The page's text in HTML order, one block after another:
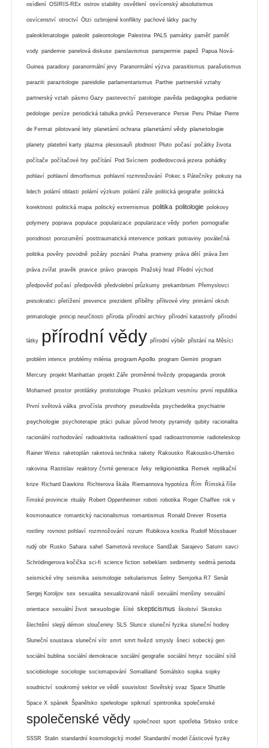
osídlení OSIRIS-REx ostrov stability osvětlení osvícenský absolutismus
osvícenství otroctví Ötzi ozbrojené konflikty pachové látky pachy
paleoklimatologie paleolit paleontologie Palestina PALS památky paměť paměť
vody pandemie panelová diskuse panslavismus panspermie papež Papua Nová-
Guinea paradoxy paranormální jevy Paranormální výzva parasitismus parašutismus
paraziti parazitologie pareidolie parlamentarismus Parthie partnerské vztahy
partnerský vztah pásmo Gazy pastevectví patologie pavěda pedagogika pediatrie
pedologie peníze periodická tabulka prvků Perseverance Persie Peru Philae Pierre
de Fermat pilotované lety planetární ochrana planetární vědy planetologie
planety platební karty plazma plesiosauři plodnost Pluto počasí počátky života
počítače počítačové hry počítání Pod Svícnem podledovcová jezera pohádky
pohlaví pohlavní dimorfismus pohlavní rozmnožování Pokec s Pátečníky pokusy na
lidech polární oblasti polární výzkum polární záře politická geografie politická
korektnost politická mapa politický extremismus politika politologie polokovy
polymery poprava populace popularizace popularizace vědy porfen pornografie
porodnost porozumění posttraumatická intervence potkani potraviny poválečná
politika pověry povodně požáry poznání Praha prameny práva dětí práva žen
práva zvířat pravěk pravice právo pravopis Pražský hrad Přední východ
předpověď počasí předpovědi předvolební průzkumy prekambrium Přemyslovci
presokratici přetížení prevence prezident příběhy přílivové vlny primární okruh
primatologie princip neurčitosti příroda přírodní archivy přírodní katastrofy přírodní
látky přírodní vědy přírodní výběr přistání na Měsíci
problém intence problémy milénia program Apollo program Gemini program
Mercury projekt Manhattan projekt Záře proměnné hvězdy propaganda prorok
Mohamed prostor protilátky protistologie Prusko průzkum vesmíru první republika
První světová válka prvočísla prvohory pseudověda psychedelika psychiatrie
psychologie psychoterapie ptáci pulsar původ hmoty pyramidy qubity racionalita
racionální rozhodování radioaktivita radioaktivní spad radioastronomie radioteleskop
Rainer Weiss raketoplán raketová technika rakety Rakousko Rakousko-Uhersko
rakovina Rastislav reaktory čtvrté generace řeky religionistika Remek replikační
krize Richard Dawkins Richterova škála Riemannova hypotéza Řím Římská říše
římské provincie rituály Robert Oppenheimer roboti robotika Roger Chaffee rok v
kosmonautice romantický nacionalismus romantismus Ronald Drever Rosetta
rostliny rovnost pohlaví rozmnožování rozum Rubikova kostka Rudolf Mössbauer
rudý obr Rusko Sahara sahel Sametová revoluce Sandžak Sarajevo Saturn savci
Schrödingerova kočička sci-fi science fiction sebeklam sedimenty sedmá perioda
seismické vlny seismika seismologie sekularismus šelmy Semjorka R7 Senát
Sergej Koroljov sex sexualita sexualizované násilí sexuální menšiny sexuální
orientace sexuální život sexuologie šíité skepticismus školství Skotsko
šlechtění slepý démon sloučeniny SLS Slunce sluneční fyzika sluneční hodiny
Sluneční soustava sluneční vítr smrt smrt hvězd smysly šneci sobecký gen
sociální bublina sociální demokracie sociální geografie sociální hmyz sociální sítě
sociobiologie sociologie sociomapování Somaliland Somálsko sopka sopky
soudnictví soukromý sektor ve vědě souvislost Sovětský svaz Space Shuttle
Space X spánek Španělsko speleologie spiknutí spintronika společenské
společenské vědy společnost sport spotřeba Srbsko srdce
SSSR Stalin standardní kosmologický model Standardní model částicové fyziky